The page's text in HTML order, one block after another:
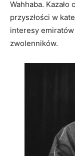
Wahhaba.
przyszłości w
interesy
zwolenników.